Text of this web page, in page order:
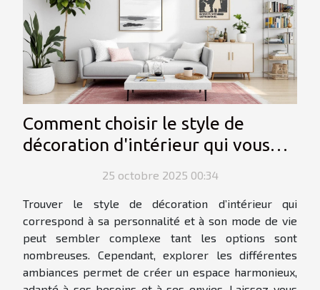
Comment choisir le style de
décoration d'intérieur qui vous
25 octobre 2025 00:34
Trouver le style de décoration d’intérieur qui
correspond à sa personnalité et à son mode de vie
peut sembler complexe tant les options sont
nombreuses. Cependant, explorer les différentes
ambiances permet de créer un espace harmonieux,